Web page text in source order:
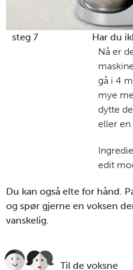
steg 7
Nå er
gå i 4
mye
dytte
eller en
edit
Har du
Du kan også elte for hånd.
og spør gjerne en voksen
vanskelig.
Til de voksne